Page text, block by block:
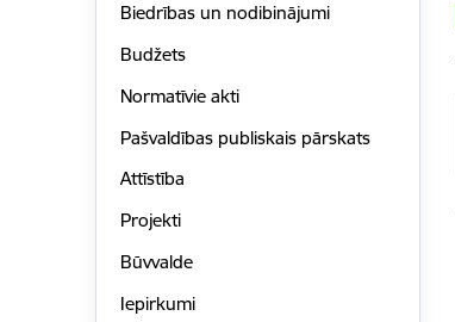
Biedrības un nodibinājumi
Budžets
Normatīvie akti
Pašvaldības publiskais pārskats
Attīstība
Projekti
Būvvalde
Iepirkumi